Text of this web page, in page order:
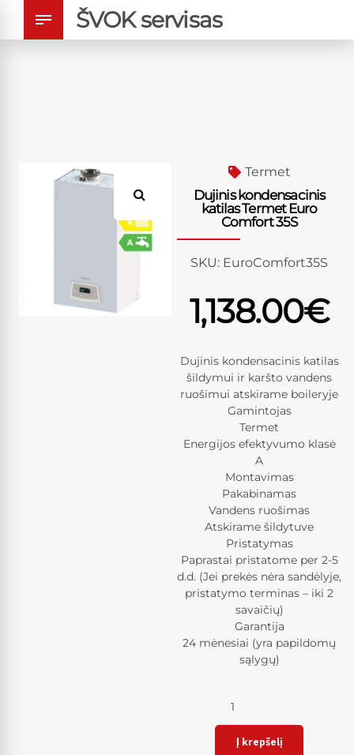
ŠVOK servisas
Termet
Dujinis kondensacinis
katilas Termet Euro
Comfort 35S
SKU: EuroComfort35S
1,138.00€
Dujinis kondensacinis katilas
šildymui ir karšto vandens
ruošimui atskirame boileryje
Gamintojas
Termet
Energijos efektyvumo klasė
A
Montavimas
Pakabinamas
Vandens ruošimas
Atskirame šildytuve
Pristatymas
Paprastai pristatome per 2-5
d.d. (Jei prekės nėra sandėlyje,
pristatymo terminas – iki 2
savaičių)
Garantija
24 mėnesiai (yra papildomų
sąlygų)
Į krepšelį